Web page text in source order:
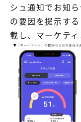
シュ通知でお知
の要因を提示す
載し、マーケテ